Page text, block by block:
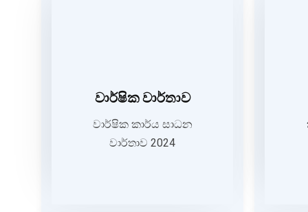
වාර්ෂික වාර්තාව
වාර්ෂික කාර්ය සාධන
වාර්තාව 2024
වාර්ෂික කාර්ය සාධන
වාර්තාව 2024